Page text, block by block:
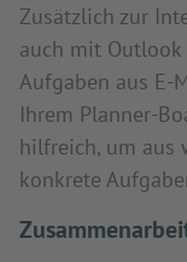
Zusätzlich zur
auch mit Outlook
Aufgaben aus E-
Ihrem Planner-
hilfreich, um aus
konkrete